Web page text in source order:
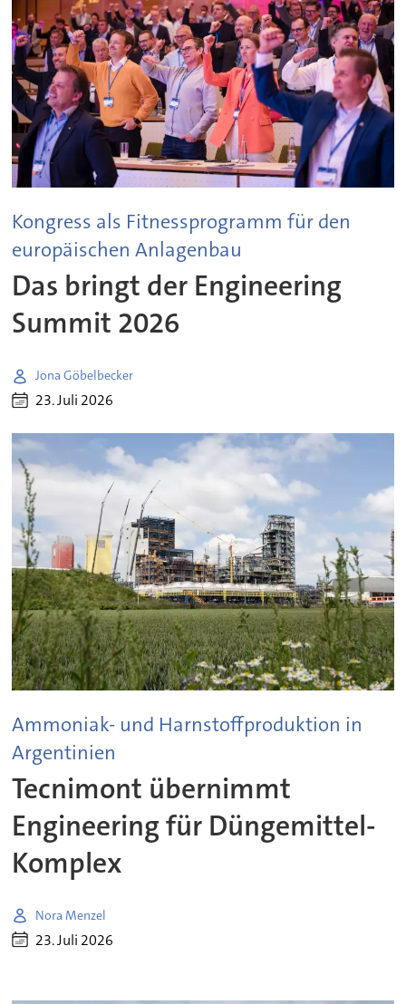
Kongress als Fitnessprogramm für den
europäischen Anlagenbau
Das bringt der Engineering
Summit 2026
Jona Göbelbecker
23. Juli 2026
Ammoniak- und Harnstoffproduktion in
Argentinien
Tecnimont übernimmt
Engineering für Düngemittel-
Komplex
Nora Menzel
23. Juli 2026